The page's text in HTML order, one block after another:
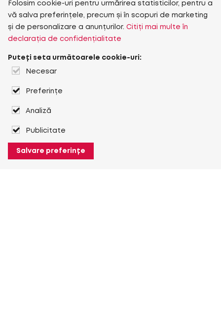
Folosim cookie-uri pentru urmărirea statisticilor, pentru a
vă salva preferințele, precum și în scopuri de marketing
și de personalizare a anunțurilor. Citiți mai multe în
declarația de confidențialitate
Puteți seta următoarele cookie-uri:
Necesar
Preferințe
Analiză
Publicitate
Salvare preferințe